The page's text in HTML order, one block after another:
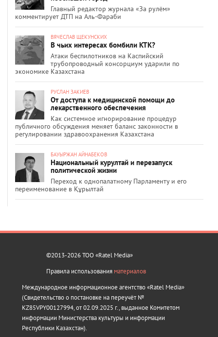
Главный редактор журнала «За рулём»
комментирует ДТП на Аль-Фараби
ВЯЧЕСЛАВ ЩЕКУНСКИХ
В чьих интересах бомбили КТК?
Атаки беспилотников на Каспийский
трубопроводный консорциум ударили по
экономике Казахстана
РУСЛАН ЗАКИЕВ
От доступа к медицинской помощи до
лекарственного обеспечения
Как системное игнорирование процедур
публичного обсуждения меняет баланс законности в
регулировании здравоохранения Казахстана
БАУЫРЖАН АЙНАБЕКОВ
Национальный курултай и перезапуск
политической жизни
Переход к однопалатному Парламенту и его
переименование в Құрылтай
©2013-2026 ТОО «Ratel Media»
Правила использования материалов
Международное информационное агентство «Ratel Media»
(Свидетельство о постановке на переучёт №
KZ85VPY00127994, от 02.09.2025 г., выданное Комитетом
информации Министерства культуры и информации
Республики Казахстан).